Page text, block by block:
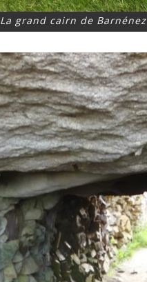
La grand cairn de Barnénez